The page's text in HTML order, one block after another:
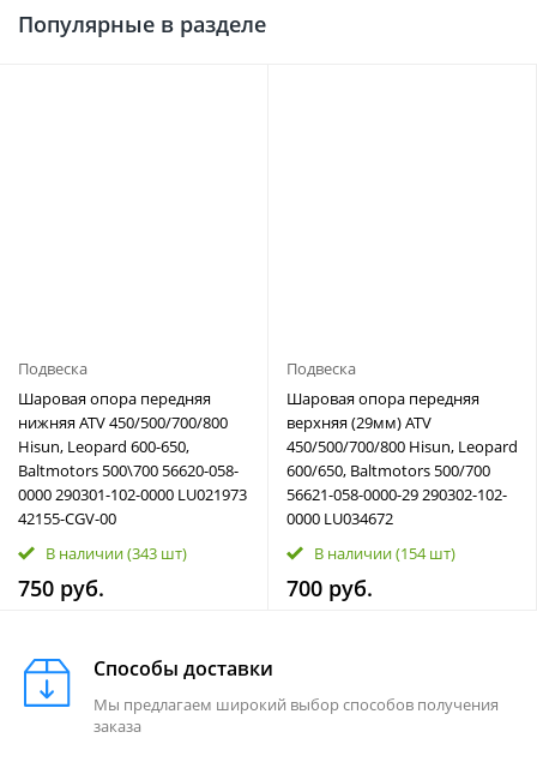
Популярные в разделе
Подвеска
Шаровая опора передняя
нижняя ATV 450/500/700/800
Hisun, Leopard 600-650,
Baltmotors 500\700 56620-058-
0000 290301-102-0000 LU021973
42155-CGV-00
В наличии(343 шт)
750 руб.
Подвеска
Шаровая опора передняя
верхняя (29мм) ATV
450/500/700/800 Hisun, Leopard
600/650, Baltmotors 500/700
56621-058-0000-29 290302-102-
0000 LU034672
В наличии(154 шт)
700 руб.
Способы доставки
Мы предлагаем широкий выбор способов получения
заказа